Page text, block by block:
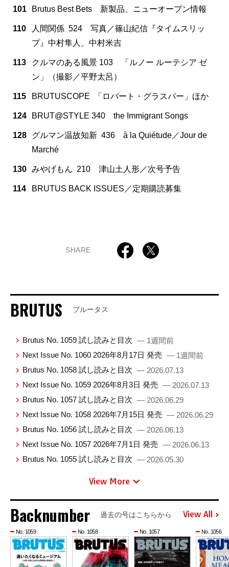
101 Brutus Best Bets 新製品、ニューオープン情報
110
人間関係 524 写真／篠山紀信『タイムスリッ
プ』中村隼人、中村米吉
113
クルマのある風景 103 「ルノー ルーテシア ゼ
ン」（撮影／平野太呂）
115 BRUTUSCOPE 「ロバート・グラスパー」ほか
124 BRUT@STYLE 340 the Immigrant Songs
128
グルマン温故知新 436 à la Quiétude／Jour de
Marché
130 みやげもん 210 津山土人形／次号予告
114 BRUTUS BACK ISSUES／定期購読募集
SHARE
BRUTUS ブルータス
Brutus No. 1059 試し読みと目次 — 1週間前
Next Issue No. 1060 2026年8月17日 発売 — 1週間前
Brutus No. 1058 試し読みと目次 — 2026.07.13
Next Issue No. 1059 2026年8月3日 発売 — 2026.07.13
Brutus No. 1057 試し読みと目次 — 2026.06.29
Next Issue No. 1058 2026年7月15日 発売 — 2026.06.29
Brutus No. 1056 試し読みと目次 — 2026.06.13
Next Issue No. 1057 2026年7月1日 発売 — 2026.06.13
Brutus No. 1055 試し読みと目次 — 2026.05.30
View More
Backnumber 過去の号はこちらから View All
No. 1059 No. 1058 No. 1057 No. 1056